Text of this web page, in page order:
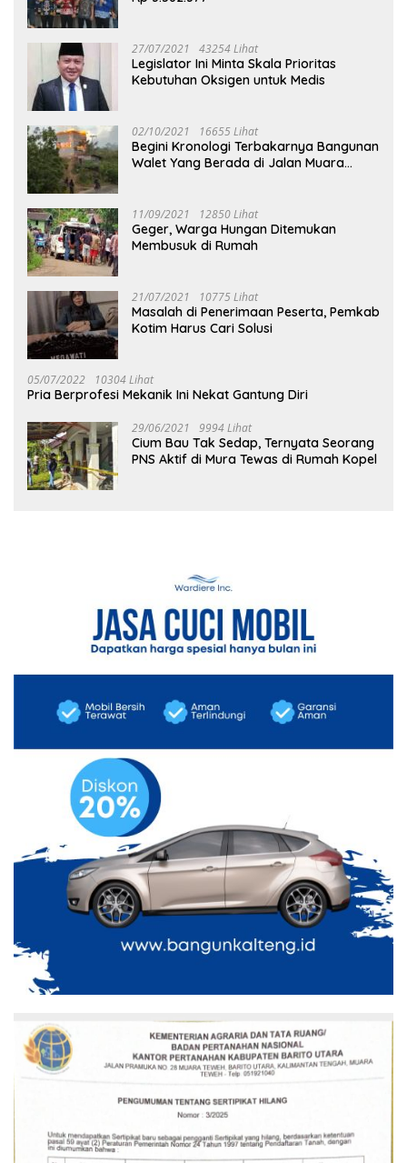
27/07/2021 43254 Lihat
Legislator Ini Minta Skala Prioritas
Kebutuhan Oksigen untuk Medis
02/10/2021 16655 Lihat
Begini Kronologi Terbakarnya Bangunan
Walet Yang Berada di Jalan Muara
11/09/2021 12850 Lihat
Geger, Warga Hungan Ditemukan
Membusuk di Rumah
21/07/2021 10775 Lihat
Masalah di Penerimaan Peserta, Pemkab
Kotim Harus Cari Solusi
05/07/2022 10304 Lihat
Pria Berprofesi Mekanik Ini Nekat Gantung Diri
29/06/2021 9994 Lihat
Cium Bau Tak Sedap, Ternyata Seorang
PNS Aktif di Mura Tewas di Rumah Kopel